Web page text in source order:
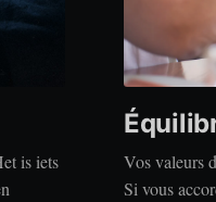
is iets
Vos valeurs
Si vous